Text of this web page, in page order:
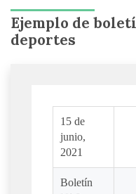
Ejemplo de
deportes
15 de
junio,
2021
Boletín